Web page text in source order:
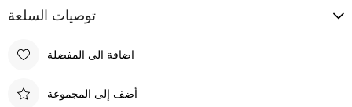
توصيات السلعة
اضافة الى المفضلة
أضف إلى المجموعة